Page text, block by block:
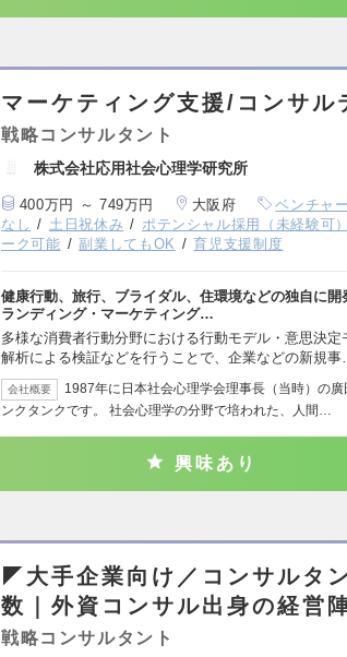
マーケティング支援/コンサル
戦略コンサルタント
株式会社応用社会心理学研究所
400万円 ～ 749万円 大阪府 ベンチャ
なし
土日祝休み ポテンシャル採用（未経験可）
ーク可能
副業してもOK 育児支援制度
健康行動、旅行、ブライダル、住環境などの独自に
ランディング・マーケティング…
多様な消費者行動分野における行動モデル・意思決
解析による検証などを行うことで、企業などの新規
会社概要
1987年に日本社会心理学会理事長（当時）の
ンクタンクです。 社会心理学の分野で培われた、人間…
興味あり
◤大手企業向け／コンサルタ
数｜外資コンサル出身の経営
戦略コンサルタント